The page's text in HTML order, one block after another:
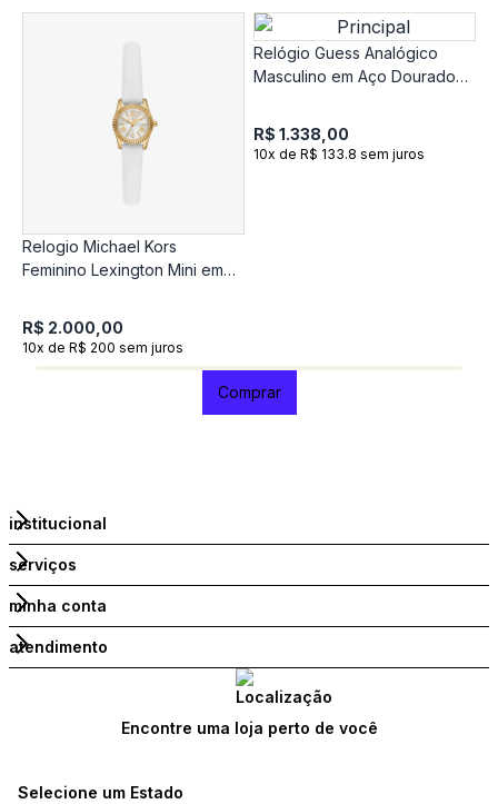
Relogio Michael Kors
Feminino Lexington Mini em
R$ 2.000,00
10x de R$ 200 sem juros
Relógio Guess Analógico
Masculino em Aço Dourado
R$ 1.338,00
10x de R$ 133.8 sem juros
Comprar
institucional
serviços
minha conta
atendimento
Encontre uma loja perto de você